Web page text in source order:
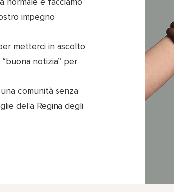
impegno
metterci in ascolto
notizia” per
comunità senza
della Regina degli